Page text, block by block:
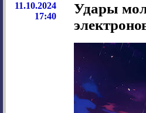
11.10.2024
17:40
Удары